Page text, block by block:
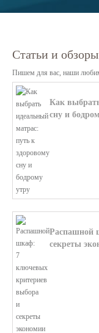
Статьи и обзоры
Пишем для вас, наши
Как
сну и
Распашной
секреты